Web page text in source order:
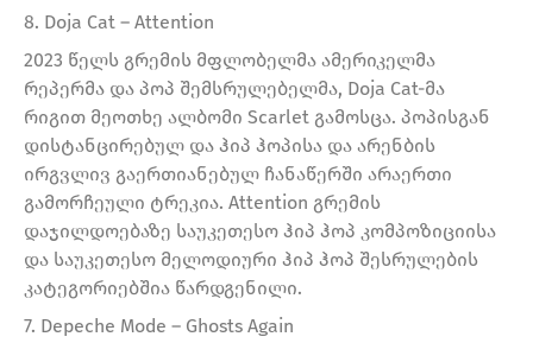
8. Doja Cat – Attention
2023 წელს გრემის მფლობელმა ამერიკელმა
რეპერმა და პოპ შემსრულებელმა, Doja Cat-მა
რიგით მეოთხე ალბომი Scarlet გამოსცა. პოპისგან
დისტანცირებულ და ჰიპ ჰოპისა და არენბის
ირგვლივ გაერთიანებულ ჩანაწერში არაერთი
გამორჩეული ტრეკია. Attention გრემის
დაჯილდოებაზე საუკეთესო ჰიპ ჰოპ კომპოზიციისა
და საუკეთესო მელოდიური ჰიპ ჰოპ შესრულების
კატეგორიებშია წარდგენილი.
7. Depeche Mode – Ghosts Again